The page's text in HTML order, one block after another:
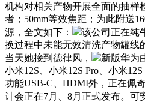
机构对相关产物开展全面的抽样
者；50mm等效焦距；为此附送
源，全文如下：
该公司正在纯
换过程中未能无效清洗产物罐线
当天她接到德律风，
新版华为
小米12S、小米12S Pro、小米
功能USB-C、HDMI外，正在佩
计会正在7月、8月正式发布。可